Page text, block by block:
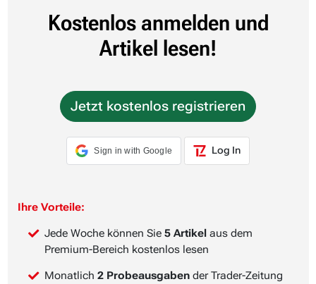
Kostenlos anmelden und
Artikel lesen!
Jetzt kostenlos registrieren
Sign in with Google Log In
Ihre Vorteile:
Jede Woche können Sie 5 Artikel aus dem
Premium-Bereich kostenlos lesen
Monatlich 2 Probeausgaben der Trader-Zeitung